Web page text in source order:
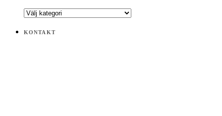
ALLA
på
KONTAKT